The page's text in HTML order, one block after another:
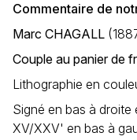
Commentaire de
Marc CHAGALL
Couple au panier de
Lithographie en
Signé en bas à
XV/XXV' en bas à